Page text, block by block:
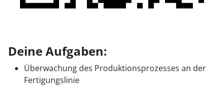
Deine Aufgaben:
Überwachung des Produktionsprozesses an der
Fertigungslinie